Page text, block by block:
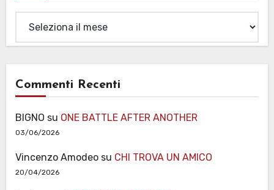
Commenti Recenti
BIGNO su ONE BATTLE AFTER ANOTHER
03/06/2026
Vincenzo Amodeosu CHI TROVA UN AMICO
20/04/2026